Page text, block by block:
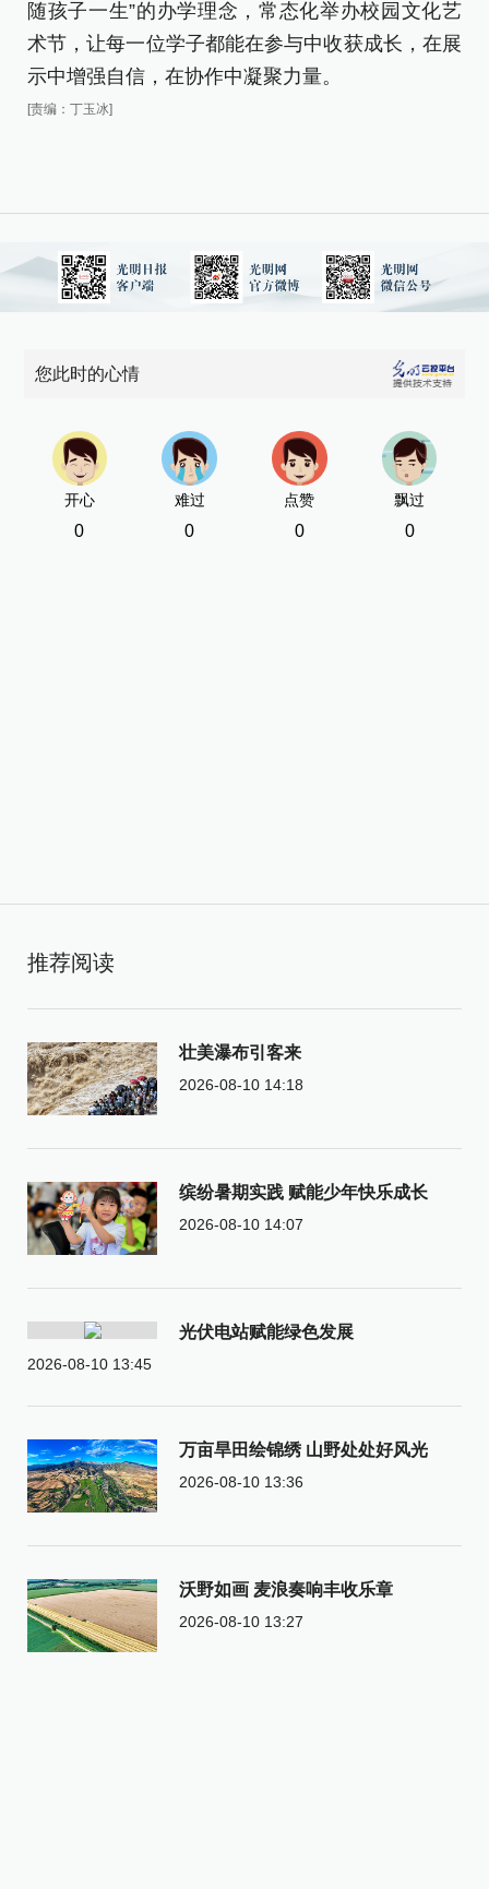
随孩子一生”的办学理念，常态化举办校园文化艺
术节，让每一位学子都能在参与中收获成长，在展
示中增强自信，在协作中凝聚力量。
[责编：丁玉冰]
您此时的心情
开心
0
难过
0
点赞
0
飘过
0
推荐阅读
壮美瀑布引客来
2026-08-10 14:18
缤纷暑期实践 赋能少年快乐成长
2026-08-10 14:07
光伏电站赋能绿色发展
2026-08-10 13:45
万亩旱田绘锦绣 山野处处好风光
2026-08-10 13:36
沃野如画 麦浪奏响丰收乐章
2026-08-10 13:27